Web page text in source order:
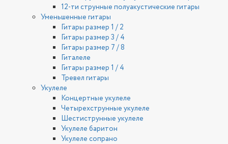
12-ти струнные полуакустические гитары
Уменьшенные гитары
Гитары размер 1 / 2
Гитары размер 3 / 4
Гитары размер 7 / 8
Гиталеле
Гитары размер 1 / 4
Тревел гитары
Укулеле
Концертные укулеле
Четырехструнные укулеле
Шестиструнные укулеле
Укулеле баритон
Укулеле сопрано